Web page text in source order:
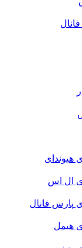
هیوندای
ال اس
پارس فانال
هیمل